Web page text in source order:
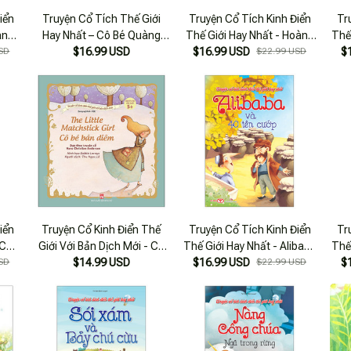
Truyện Cổ Tích Thế Giới
Hay Nhất – Cô Bé Quàng
Khăn Đỏ
$16.99 USD
Truyện Cổ Tích Kinh Điển
Thế Giới Hay Nhất - Hoàng
Tử Ếch
$16.99 USD $22.99 USD
Truyện Cổ Kinh Điển Thế
Giới Với Bản Dịch Mới - Cô
Bé Bán Diêm - The Little
$14.99 USD
Truyện Cổ Tích Kinh Điển
Thế Giới Hay Nhất - Alibaba
Và 40 Tên Cướp
$16.99 USD $22.99 USD